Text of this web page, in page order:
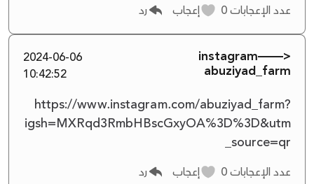
عدد الإعجابات إعجاب رد
instagram——>
abuziyad_farm
2024-06-06
10:42:52
https://www.instagram.com/abuziyad_farm?
igsh=MXRqd3RmbHBscGxyOA%3D%3D&utm
_source=qr
عدد الإعجابات إعجاب رد